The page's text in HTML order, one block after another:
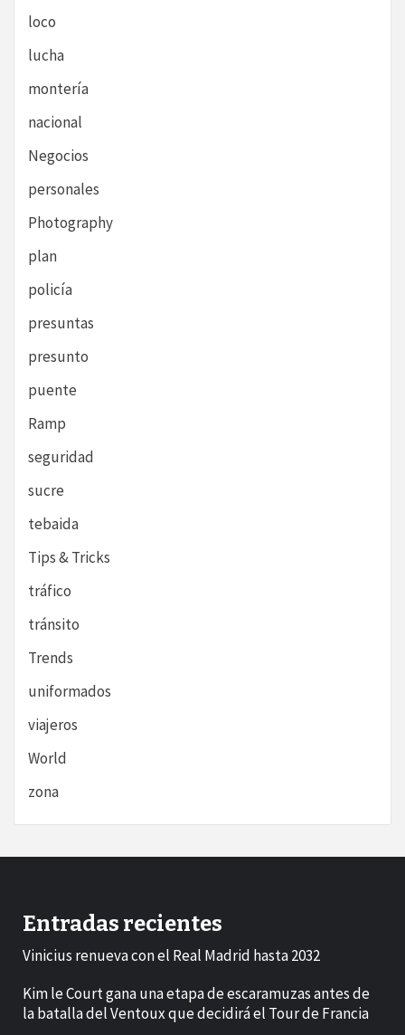
loco
lucha
montería
nacional
Negocios
personales
Photography
plan
policía
presuntas
presunto
puente
Ramp
seguridad
sucre
tebaida
Tips & Tricks
tráfico
tránsito
Trends
uniformados
viajeros
World
zona
Entradas recientes
Vinicius renueva con el Real Madrid hasta 2032
Kim le Court gana una etapa de escaramuzas antes de
la batalla del Ventoux que decidirá el Tour de Francia